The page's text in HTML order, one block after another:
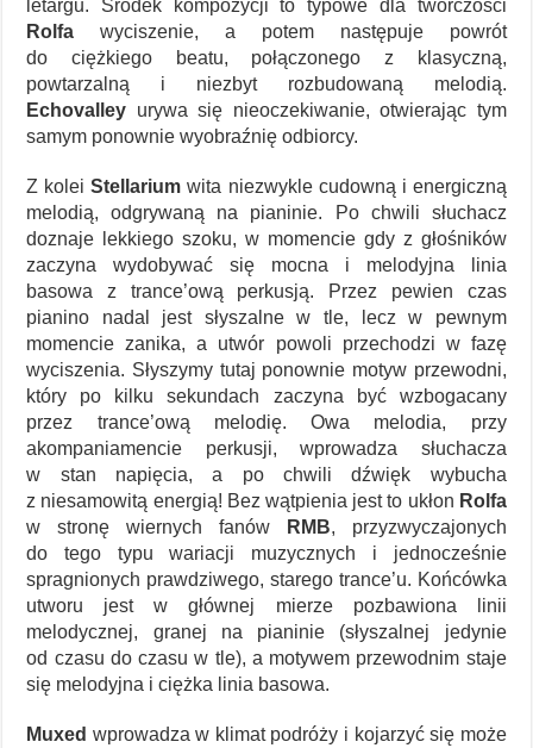
letargu. Środek kompozycji to typowe dla twórczości
Rolfa wyciszenie, a potem następuje powrót
do ciężkiego beatu, połączonego z klasyczną,
powtarzalną i niezbyt rozbudowaną melodią.
Echovalley urywa się nieoczekiwanie, otwierając tym
samym ponownie wyobraźnię odbiorcy.
Z koleiStellarium wita niezwykle cudowną i energiczną
melodią, odgrywaną na pianinie. Po chwili słuchacz
doznaje lekkiego szoku, w momencie gdy z głośników
zaczyna wydobywać się mocna i melodyjna linia
basowa z trance’ową perkusją. Przez pewien czas
pianino nadal jest słyszalne w tle, lecz w pewnym
momencie zanika, a utwór powoli przechodzi w fazę
wyciszenia. Słyszymy tutaj ponownie motyw przewodni,
który po kilku sekundach zaczyna być wzbogacany
przez trance’ową melodię. Owa melodia, przy
akompaniamencie perkusji, wprowadza słuchacza
w stan napięcia, a po chwili dźwięk wybucha
z niesamowitą energią! Bez wątpienia jest to ukłon Rolfa
w stronę wiernych fanów
RMB, przyzwyczajonych
do tego typu wariacji muzycznych i jednocześnie
spragnionych prawdziwego, starego trance’u. Końcówka
utworu jest w głównej mierze pozbawiona linii
melodycznej, granej na pianinie (słyszalnej jedynie
od czasu do czasu w tle), a motywem przewodnim staje
się melodyjna i ciężka linia basowa.
Muxed wprowadza w klimat podróży i kojarzyć się może